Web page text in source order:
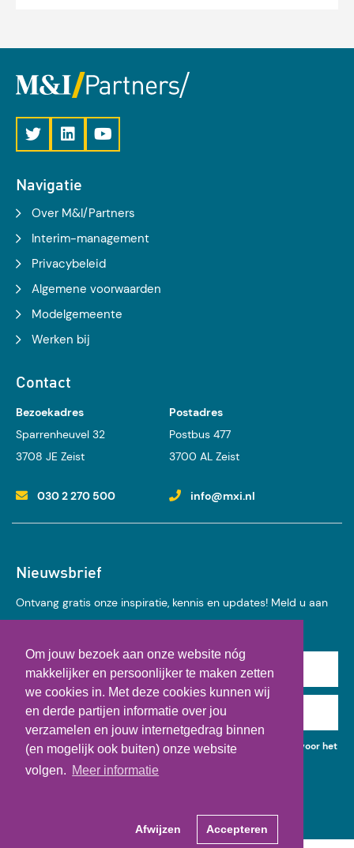
Om jouw bezoek aan onze website nóg
makkelijker en persoonlijker te maken zetten
we cookies in. Met deze cookies kunnen wij
en derde partijen informatie over jou
verzamelen en jouw internetgedrag binnen
(en mogelijk ook buiten) onze website
volgen. Meer informatie
Afwijzen Accepteren
Navigatie
Over M&I/Partners
Interim-management
Privacybeleid
Algemene voorwaarden
Modelgemeente
Werken bij
Contact
Bezoekadres
Sparrenheuvel 32
3708 JE Zeist
Postadres
Postbus 477
3700 AL Zeist
030 2 270 500 info@mxi.nl
Nieuwsbrief
Ontvang gratis onze inspiratie, kennis en updates! Meld u aan
voor onze nieuwsbrief:
Achternaam
E-mail
Ik geef toestemming voor het gebruik van mijn gegevens voor het